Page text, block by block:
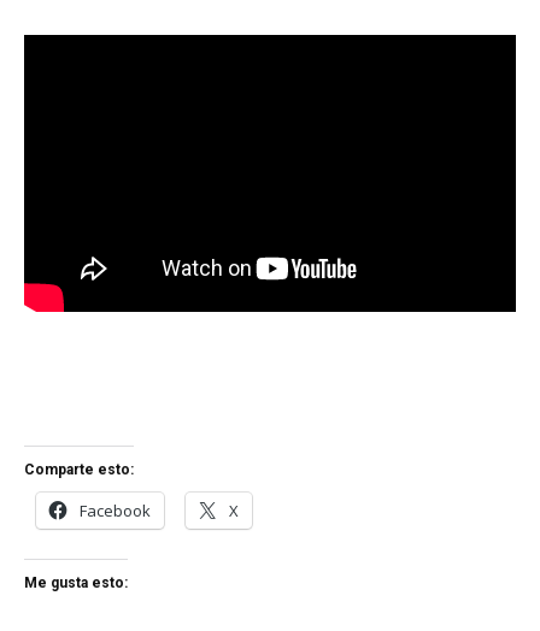
Comparte esto:
Facebook X
Me gusta esto: